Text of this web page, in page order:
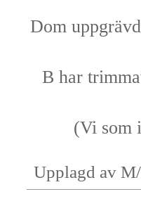
Dom
B har
(Vi som
Upplagd av